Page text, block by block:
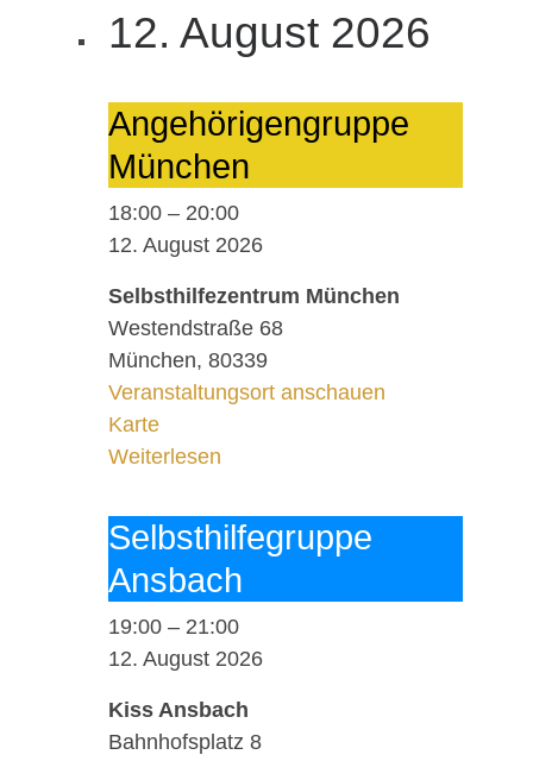
12. August 2026
An­ge­hö­ri­gen­grup­pe
Mün­chen
18:00 – 20:00
12. August 2026
Selbsthilfezentrum München
Westendstraße 68
München, 80339
Veranstaltungsort anschauen
KarteSelbsthilfezentrum München
Weiterlesen
Selbst­hil­fe­grup­pe
Ans­bach
19:00 – 21:00
12. August 2026
Kiss Ansbach
Bahnhofsplatz 8